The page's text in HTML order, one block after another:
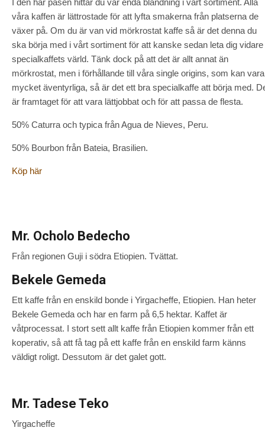
I den här påsen hittar du vår enda blandning i vårt sortiment. Alla
våra kaffen är lättrostade för att lyfta smakerna från platserna de
växer på. Om du är van vid mörkrostat kaffe så är det denna du
ska börja med i vårt sortiment för att kanske sedan leta dig vidare
specialkaffets värld. Tänk dock på att det är allt annat än
mörkrostat, men i förhållande till våra single origins, som kan vara
mycket äventyrliga, så är det ett bra specialkaffe att börja med.
är framtaget för att vara lättjobbat och för att passa de flesta.
50% Caturra och typica från Agua de Nieves, Peru.
50% Bourbon från Bateia, Brasilien.
Köp här
Mr. Ocholo Bedecho
Från regionen Guji i södra Etiopien. Tvättat.
Bekele Gemeda
Ett kaffe från en enskild bonde i Yirgacheffe, Etiopien. Han heter
Bekele Gemeda och har en farm på 6,5 hektar. Kaffet är
våtprocessat. I stort sett allt kaffe från Etiopien kommer från ett
koperativ, så att få tag på ett kaffe från en enskild farm känns
väldigt roligt. Dessutom är det galet gott.
Mr. Tadese Teko
Yirgacheffe